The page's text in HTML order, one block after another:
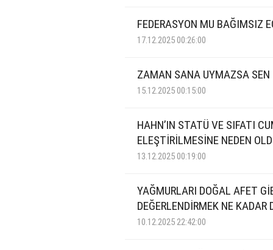
FEDERASYON MU BAĞIMSIZ
17.12.2025 00:26:00
ZAMAN SANA UYMAZSA
15.12.2025 00:15:00
HAHN’IN STATÜ VE SIFATI
ELEŞTİRİLMESİNE NEDEN
13.12.2025 00:19:00
YAĞMURLARI DOĞAL AFET
DEĞERLENDİRMEK NE KADAR
10.12.2025 22:42:00